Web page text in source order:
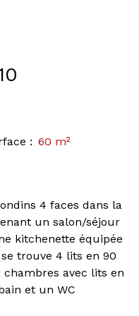
: 60 m²
4 faces dans la
un salon/séjour
kitchenette équipée
trouve 4 lits en 90
avec lits en
et un WC